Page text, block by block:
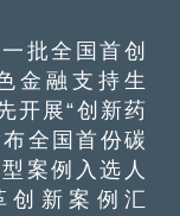
批全国首创
金融支持生
开展“创新药
全国首份碳
案例入选人
创新案例汇